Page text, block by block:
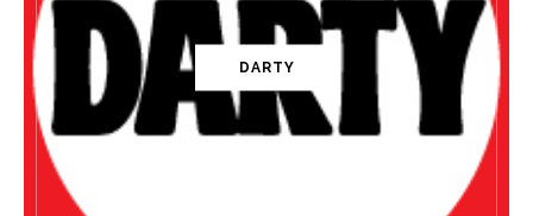
DARTY